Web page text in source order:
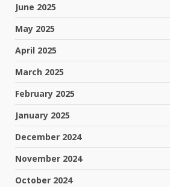
June 2025
May 2025
April 2025
March 2025
February 2025
January 2025
December 2024
November 2024
October 2024